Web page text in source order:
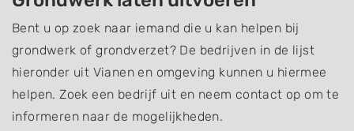
Bent u op zoek naar iemand die u kan helpen bij
grondwerk of grondverzet? De bedrijven in de lijst
hieronder uit Vianen en omgeving kunnen u hiermee
helpen. Zoek een bedrijf uit en neem contact op om te
informeren naar de mogelijkheden.